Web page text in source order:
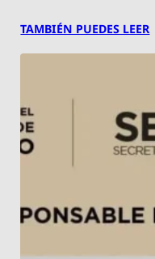
TAMBIÉN PUEDES LEER